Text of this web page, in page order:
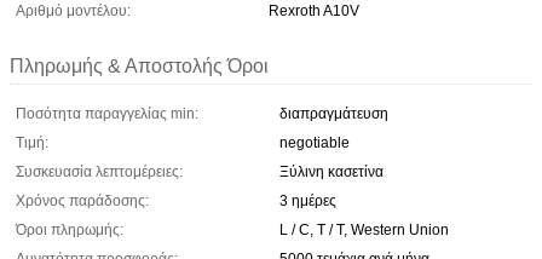
Αριθμό μοντέλου:
Rexroth A10V
Πληρωμής & Αποστολής Όροι
Ποσότητα παραγγελίας min:
διαπραγμάτευση
Τιμή:
negotiable
Συσκευασία λεπτομέρειες:
Ξύλινη κασετίνα
Χρόνος παράδοσης:
3 ημέρες
Όροι πληρωμής:
L / C, T / T, Western Union